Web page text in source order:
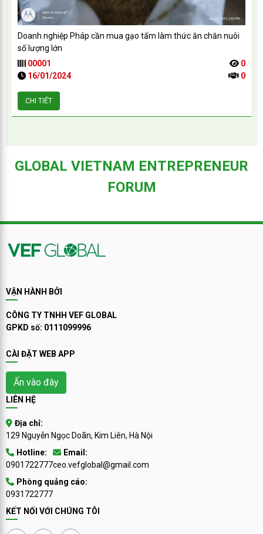
Doanh nghiệp Pháp cần mua gạo tấm làm thức ăn chăn nuôi
số lượng lớn
00001
0
16/01/2024
0
CHI TIẾT
GLOBAL VIETNAM ENTREPRENEUR
FORUM
VẬN HÀNH BỞI
CÔNG TY TNHH VEF GLOBAL
GPKD số: 0111099996
CÀI ĐẶT WEB APP
Ấn vào đây
LIÊN HỆ
Địa chỉ:
129 Nguyễn Ngọc Doãn, Kim Liên, Hà Nội
Hotline:
0901722777
Email:
ceo.vefglobal@gmail.com
Phòng quảng cáo:
0931722777
KẾT NỐI VỚI CHÚNG TÔI